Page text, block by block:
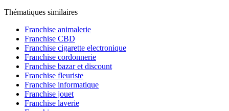
Thématiques similaires
Franchise animalerie
Franchise CBD
Franchise cigarette electronique
Franchise cordonnerie
Franchise bazar et discount
Franchise fleuriste
Franchise informatique
Franchise jouet
Franchise laverie